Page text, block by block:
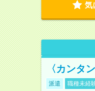
気
〈カンタ
派遣 職種未経